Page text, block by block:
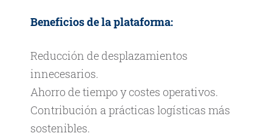
Beneficios de la plataforma:
Reducción de desplazamientos
innecesarios.
Ahorro de tiempo y costes operativos.
Contribución a prácticas logísticas más
sostenibles.